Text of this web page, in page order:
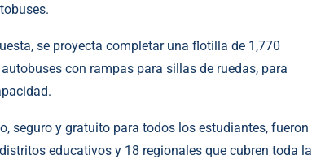
se proyecta completar una flotilla de 1,770
con rampas para sillas de ruedas, para
seguro y gratuito para todos los estudiantes, fueron
educativos y 18 regionales que cubren toda la